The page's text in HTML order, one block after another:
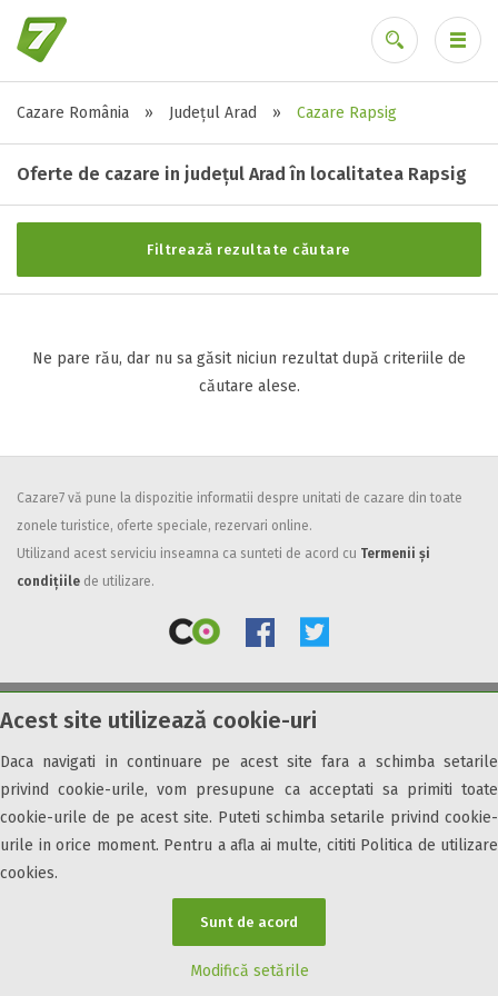
Acest site utilizează cookie-uri
Daca navigati in continuare pe acest site fara a schimba setarile
privind cookie-urile, vom presupune ca acceptati sa primiti toate
cookie-urile de pe acest site. Puteti schimba setarile privind cookie-
urile in orice moment. Pentru a afla ai multe, cititi Politica de utilizare
cookies.
Sunt de acord
Modifică setările
Cazare România » Județul Arad » Cazare Rapsig
Oferte de cazare in județul Arad în localitatea Rapsig
Filtrează rezultate căutare
Stele / margarete
Neclasificat
2 stele / margarete
3 stele / margarete
Facilități
Internet wireless
All inclusive
Pensiune completa
Demipensiune
Mic dejun
Accepta animale
Accepta voucher vacanta
Acces persoane cu dizabilități
Ne pare rău, dar nu sa găsit niciun rezultat după criteriile de
căutare alese.
Cazare7 vă pune la dispozitie informatii despre unitati de cazare din toate
zonele turistice, oferte speciale, rezervari online.
Utilizand acest serviciu inseamna ca sunteti de acord cu Termenii și
condițiile de utilizare.
© 2026 Cazare7. Toate drepturile rezervate.
Obiective turistice Informații utile Parteneri Cazare7 Harta Cazare7